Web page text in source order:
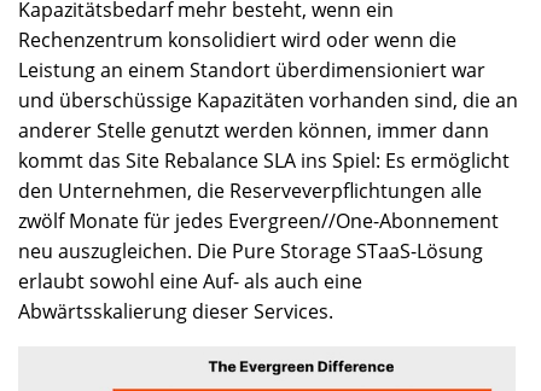
Kapazitätsbedarf mehr besteht, wenn ein
Rechenzentrum konsolidiert wird oder wenn die
Leistung an einem Standort überdimensioniert war
und überschüssige Kapazitäten vorhanden sind, die an
anderer Stelle genutzt werden können, immer dann
kommt das Site Rebalance SLA ins Spiel: Es ermöglicht
den Unternehmen, die Reserveverpflichtungen alle
zwölf Monate für jedes Evergreen//One-Abonnement
neu auszugleichen. Die Pure Storage STaaS-Lösung
erlaubt sowohl eine Auf- als auch eine
Abwärtsskalierung dieser Services.